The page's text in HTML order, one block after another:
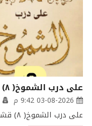
على درب الشموخ( ٨) قشورُ الطِّيب
03-08-2026 9:42 م
على درب الشموخ( ٨) قشورُ الطِّيب